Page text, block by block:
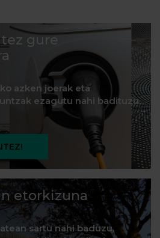
gure
azken joerak eta
ezagutu nahi badituzu,
etorkizuna
sartu nahi baduzu,